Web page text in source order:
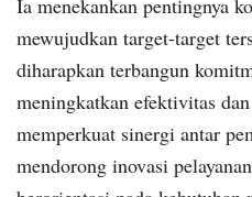
Ia menekankan pentingnya
mewujudkan target-target
diharapkan terbangun
meningkatkan efektivitas
memperkuat sinergi antar
mendorong inovasi